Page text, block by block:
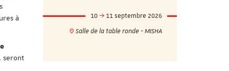
à
seront
2026
- MISHA
10
11 septembre 2026
Salle de la table ronde - MISHA